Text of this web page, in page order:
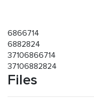
6866714
6882824
37106866714
37106882824
Files